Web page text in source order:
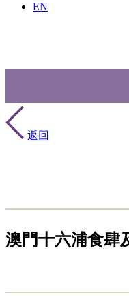
EN
返回
澳門十六浦食肆